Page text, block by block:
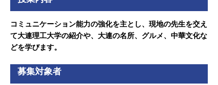
コミュニケーション能力の強化を主とし、現地の先生を交え
て大連理工大学の紹介や、大連の名所、グルメ、中華文化な
どを学びます。
募集対象者